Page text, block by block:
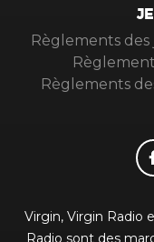
Règlements
Règlements
Virgin, Virgin Radio
Radio sont des